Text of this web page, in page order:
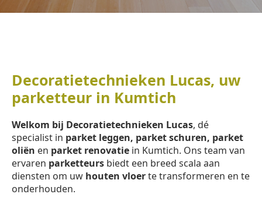
Decoratietechnieken Lucas, uw
parketteur in Kumtich
Welkom bij Decoratietechnieken Lucas, dé
specialist in parket leggen, parket schuren, parket
oliën en parket renovatie in Kumtich. Ons team van
ervaren parketteurs biedt een breed scala aan
diensten om uw houten vloerte transformeren en te
onderhouden.